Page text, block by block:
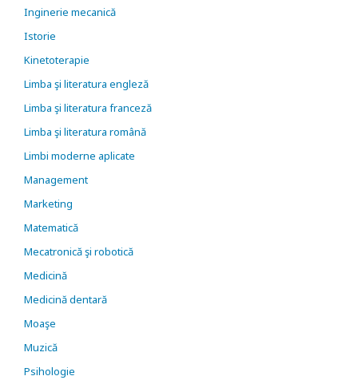
Inginerie mecanică
Istorie
Kinetoterapie
Limba şi literatura engleză
Limba şi literatura franceză
Limba şi literatura română
Limbi moderne aplicate
Management
Marketing
Matematică
Mecatronică şi robotică
Medicină
Medicină dentară
Moaşe
Muzică
Psihologie